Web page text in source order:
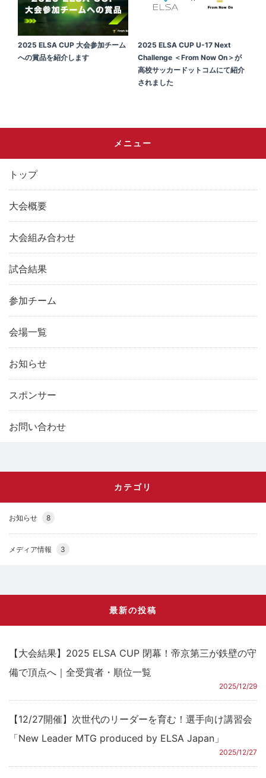
2025 ELSA CUP 大会参加チーム
への賞品を紹介します
2025 ELSA CUP U-17 Next
Challenge ＜From Now On＞が
高校サッカードットコムにて紹介
されました
メニュー
トップ
大会概要
大会組み合わせ
試合結果
参加チーム
会場一覧
お知らせ
スポンサー
お問い合わせ
カテゴリ
お知らせ 8
メディア情報 3
最新の投稿
【大会結果】2025 ELSA CUP 閉幕！帝京第三が鉄壁の守
備で頂点へ｜全受賞者・順位一覧
2025/12/29
【12/27開催】次世代のリーダーを育む！選手向け講習会
「New Leader MTG produced by ELSA Japan」
2025/12/27